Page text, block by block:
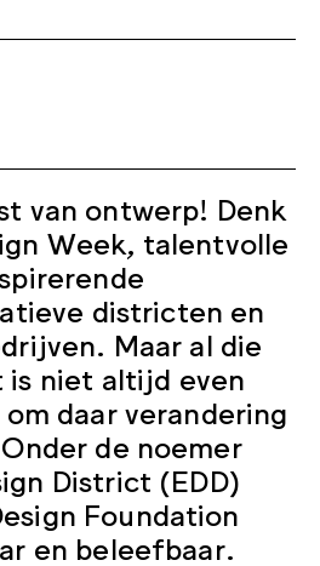
van ontwerp! Denk
Week, talentvolle
districten en
Maar al die
niet altijd even
daar verandering
de noemer
District (EDD)
Foundation
en beleefbaar.